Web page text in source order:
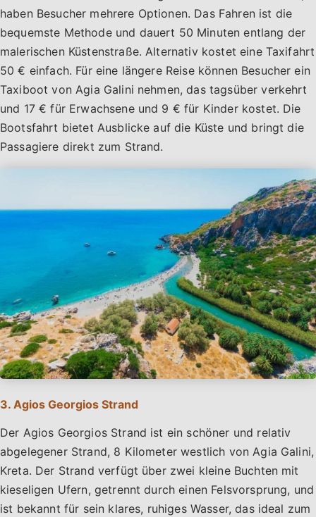
haben Besucher mehrere Optionen. Das Fahren ist die
bequemste Methode und dauert 50 Minuten entlang der
malerischen Küstenstraße. Alternativ kostet eine Taxifahrt
50 € einfach. Für eine längere Reise können Besucher ein
Taxiboot von Agia Galini nehmen, das tagsüber verkehrt
und 17 € für Erwachsene und 9 € für Kinder kostet. Die
Bootsfahrt bietet Ausblicke auf die Küste und bringt die
Passagiere direkt zum Strand.
3. Agios Georgios Strand
Der Agios Georgios Strand ist ein schöner und relativ
abgelegener Strand, 8 Kilometer westlich von Agia Galini,
Kreta. Der Strand verfügt über zwei kleine Buchten mit
kieseligen Ufern, getrennt durch einen Felsvorsprung, und
ist bekannt für sein klares, ruhiges Wasser, das ideal zum